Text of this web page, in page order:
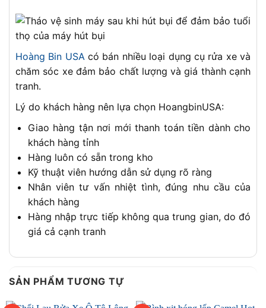
Hoàng Bin USA có bán nhiều loại dụng cụ rửa xe và
chăm sóc xe đảm bảo chất lượng và giá thành cạnh
tranh.
Lý do khách hàng nên lựa chọn HoangbinUSA:
Giao hàng tận nơi mới thanh toán tiền dành cho
khách hàng tỉnh
Hàng luôn có sẵn trong kho
Kỹ thuật viên hướng dẫn sử dụng rõ ràng
Nhân viên tư vấn nhiệt tình, đúng nhu cầu của
khách hàng
Hàng nhập trực tiếp không qua trung gian, do đó
giá cả cạnh tranh
SẢN PHẨM TƯƠNG TỰ